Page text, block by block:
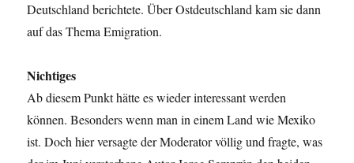
Deutschland berichtete. Über Ostdeutschland kam sie dann
auf das Thema Emigration.
Nichtiges
Ab diesem Punkt hätte es wieder interessant werden
können. Besonders wenn man in einem Land wie Mexiko
ist. Doch hier versagte der Moderator völlig und fragte, was